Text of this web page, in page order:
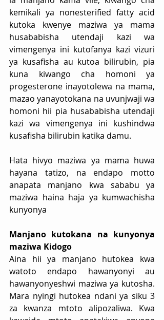
kemikali ya nonesterified fatty acid
kutoka kwenye maziwa ya mama
husababisha utendaji kazi wa
vimengenya ini kutofanya kazi vizuri
ya kusafisha au kutoa bilirubin, pia
kuna kiwango cha homoni ya
progesterone inayotolewa na mama,
mazao yanayotokana na uvunjwaji wa
homoni hii pia husababisha utendaji
kazi wa vimengenya ini kushindwa
kusafisha bilirubin katika damu.
Hata hivyo maziwa ya mama huwa
hayana tatizo, na endapo motto
anapata manjano kwa sababu ya
maziwa haina haja ya kumwachisha
kunyonya
Manjano kutokana na kunyonya
maziwa Kidogo
Aina hii ya manjano hutokea kwa
watoto endapo hawanyonyi au
hawanyonyeshwi maziwa ya kutosha.
Mara nyingi hutokea ndani ya siku 3
za kwanza mtoto alipozaliwa. Kwa